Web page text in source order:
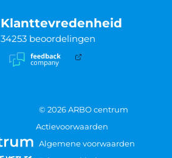
Klanttevredenheid
34253 beoordelingen
© 2026 ARBO centrum
Actievoorwaarden
Algemene voorwaarden